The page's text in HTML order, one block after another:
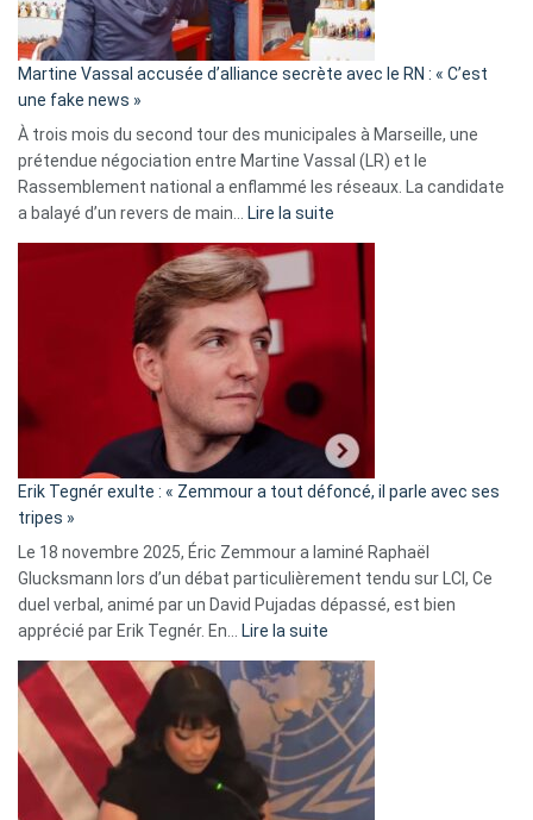
Algérie
Martine Vassal accusée d’alliance secrète avec le RN : « C’est
une fake news »
À trois mois du second tour des municipales à Marseille, une
prétendue négociation entre Martine Vassal (LR) et le
Rassemblement national a enflammé les réseaux. La candidate
a balayé d’un revers de main…
Lire la suite
d’alliance
secrète
«
C’est
fake
news
»
Erik Tegnér exulte : « Zemmour a tout défoncé, il parle avec ses
tripes »
Le 18 novembre 2025, Éric Zemmour a laminé Raphaël
Glucksmann lors d’un débat particulièrement tendu sur LCI, Ce
duel verbal, animé par un David Pujadas dépassé, est bien
apprécié par Erik Tegnér. En…
Lire la suite
Tegnér
exulte
« Zemmour
a
tout